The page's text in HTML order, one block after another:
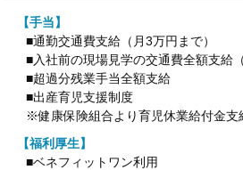
【手当】
■通勤交通費支給（月3万円まで）
■入社前の現場見学の交通費全額支給
■超過分残業手当全額支給
■出産育児支援制度
※健康保険組合より育児休業給付金支
【福利厚生】
■ベネフィットワン利用